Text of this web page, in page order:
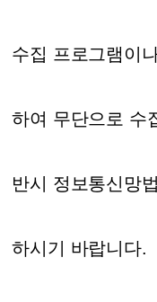
수집 프로그램이
하여 무단으로 수
반시 정보통신망
하시기 바랍니다.